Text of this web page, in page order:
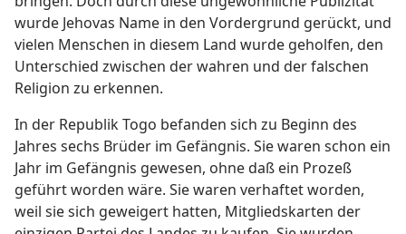
wurde Jehovas Name in den Vordergrund gerückt, und
vielen Menschen in diesem Land wurde geholfen, den
Unterschied zwischen der wahren und der falschen
Religion zu erkennen.
In der Republik Togo befanden sich zu Beginn des
Jahres sechs Brüder im Gefängnis. Sie waren schon ein
Jahr im Gefängnis gewesen, ohne daß ein Prozeß
geführt worden wäre. Sie waren verhaftet worden,
weil sie sich geweigert hatten, Mitgliedskarten der